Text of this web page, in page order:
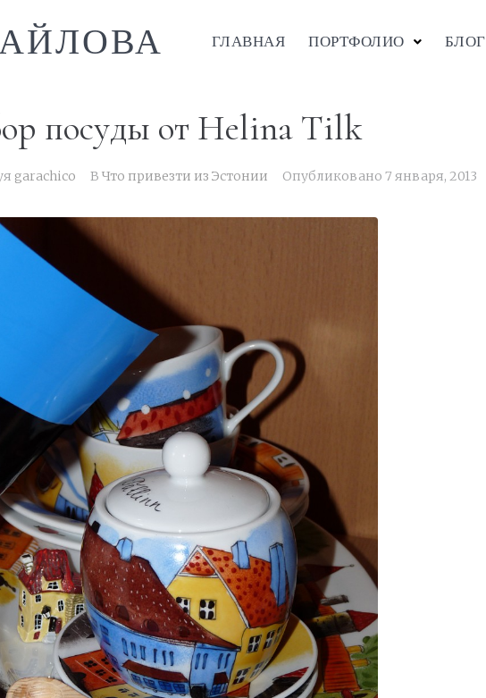
ГЛАВНАЯ ПОРТФОЛИО БЛОГ
посуды от Helina Tilk
garachico В Что привезти из Эстонии Опубликовано 7 января, 2013